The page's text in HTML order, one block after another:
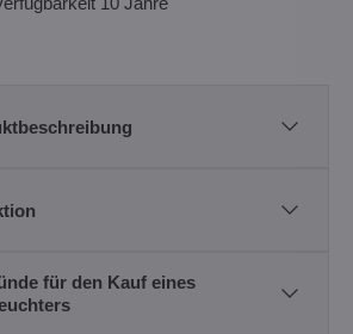
für den Kauf eines